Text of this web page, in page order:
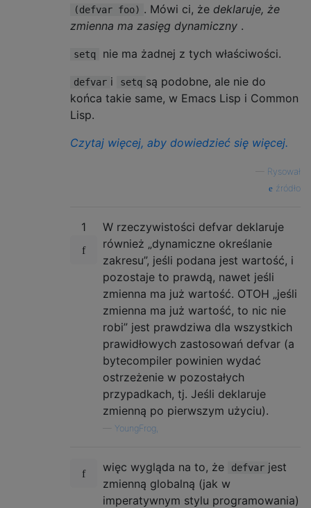
(defvar foo) . Mówi ci, że deklaruje, że
zmienna ma zasięg dynamiczny .
setq nie ma żadnej z tych właściwości.
defvar i setq są podobne, ale nie do
końca takie same, w Emacs Lisp i Common
Lisp.
Czytaj więcej, aby dowiedzieć się więcej.
Rysował
źródło
1
W rzeczywistości defvar deklaruje
również „dynamiczne określanie
zakresu”, jeśli podana jest wartość, i
pozostaje to prawdą, nawet jeśli
zmienna ma już wartość. OTOH „jeśli
zmienna ma już wartość, to nic nie
robi” jest prawdziwa dla wszystkich
prawidłowych zastosowań defvar (a
bytecompiler powinien wydać
ostrzeżenie w pozostałych
przypadkach, tj. Jeśli deklaruje
zmienną po pierwszym użyciu).
YoungFrog,
więc wygląda na to, że defvar jest
zmienną globalną (jak w
imperatywnym stylu programowania)